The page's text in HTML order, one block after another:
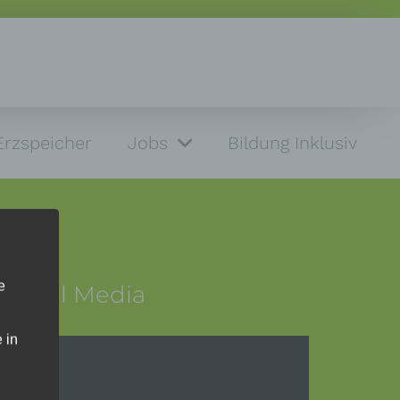
Jobs Bildung Inklusiv
Social Media
in